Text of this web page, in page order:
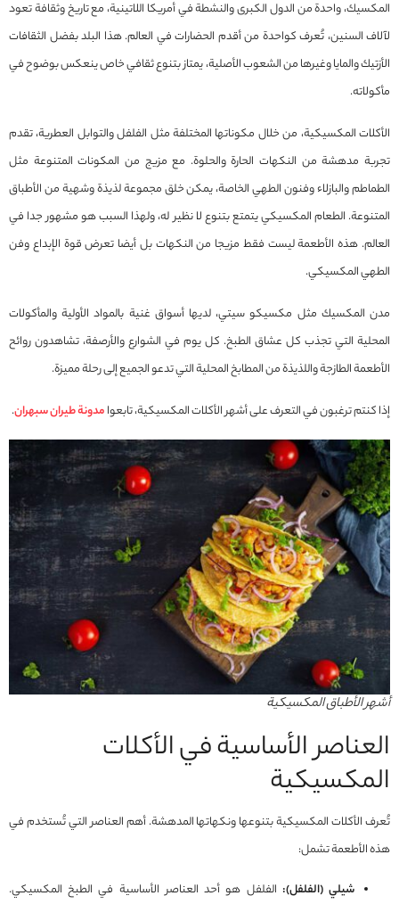
المكسيك، واحدة من الدول الكبرى والنشطة في أمريكا اللاتينية، مع تاريخ وثقافة تعود
لآلاف السنين، تُعرف كواحدة من أقدم الحضارات في العالم. هذا البلد بفضل الثقافات
الأزتيك والمايا وغيرها من الشعوب الأصلية، يمتاز بتنوع ثقافي خاص ينعكس بوضوح في
مأكولاته.
الأكلات المكسيكية، من خلال مكوناتها المختلفة مثل الفلفل والتوابل العطرية، تقدم
تجربة مدهشة من النكهات الحارة والحلوة. مع مزيج من المكونات المتنوعة مثل
الطماطم والبازلاء وفنون الطهي الخاصة، يمكن خلق مجموعة لذيذة وشهية من الأطباق
المتنوعة. الطعام المكسيكي يتمتع بتنوع لا نظير له، ولهذا السبب هو مشهور جدا في
العالم. هذه الأطعمة ليست فقط مزيجا من النكهات بل أيضا تعرض قوة الإبداع وفن
الطهي المكسيكي.
مدن المكسيك مثل مكسيكو سيتي، لديها أسواق غنية بالمواد الأولية والمأكولات
المحلية التي تجذب كل عشاق الطبخ. كل يوم في الشوارع والأرصفة، تشاهدون روائح
الأطعمة الطازجة واللذيذة من المطابخ المحلية التي تدعو الجميع إلى رحلة مميزة.
إذا كنتم ترغبون في التعرف على أشهر الأكلات المكسيكية، تابعوامدونة طيران سبهران.
أشهر الأطباق المكسيكية
العناصر الأساسية في الأكلات
المكسيكية
تُعرف الأكلات المكسيكية بتنوعها ونكهاتها المدهشة. أهم العناصر التي تُستخدم في
هذه الأطعمة تشمل:
شيلي (الفلفل): الفلفل هو أحد العناصر الأساسية في الطبخ المكسيكي.